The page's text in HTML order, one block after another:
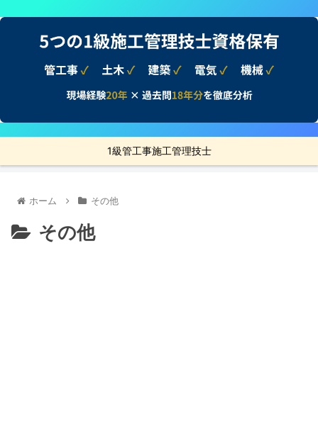
1級管工事施工管理技士
ホーム その他
その他